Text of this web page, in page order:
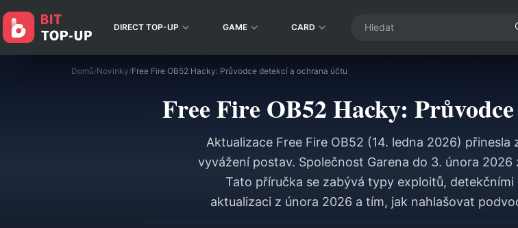
DIRECT TOP-UP GAME CARD
Domů/Novinky/Free Fire OB52 Hacky: Průvodce detekcí a ochrana účtu
Free Fire OB52 Hacky:
Aktualizace Free Fire OB52 (14. ledna 2026)
vyvážení postav. Společnost Garena do 3. února
Tato příručka se zabývá typy exploitů,
aktualizaci z února 2026 a tím, jak nahlašovat